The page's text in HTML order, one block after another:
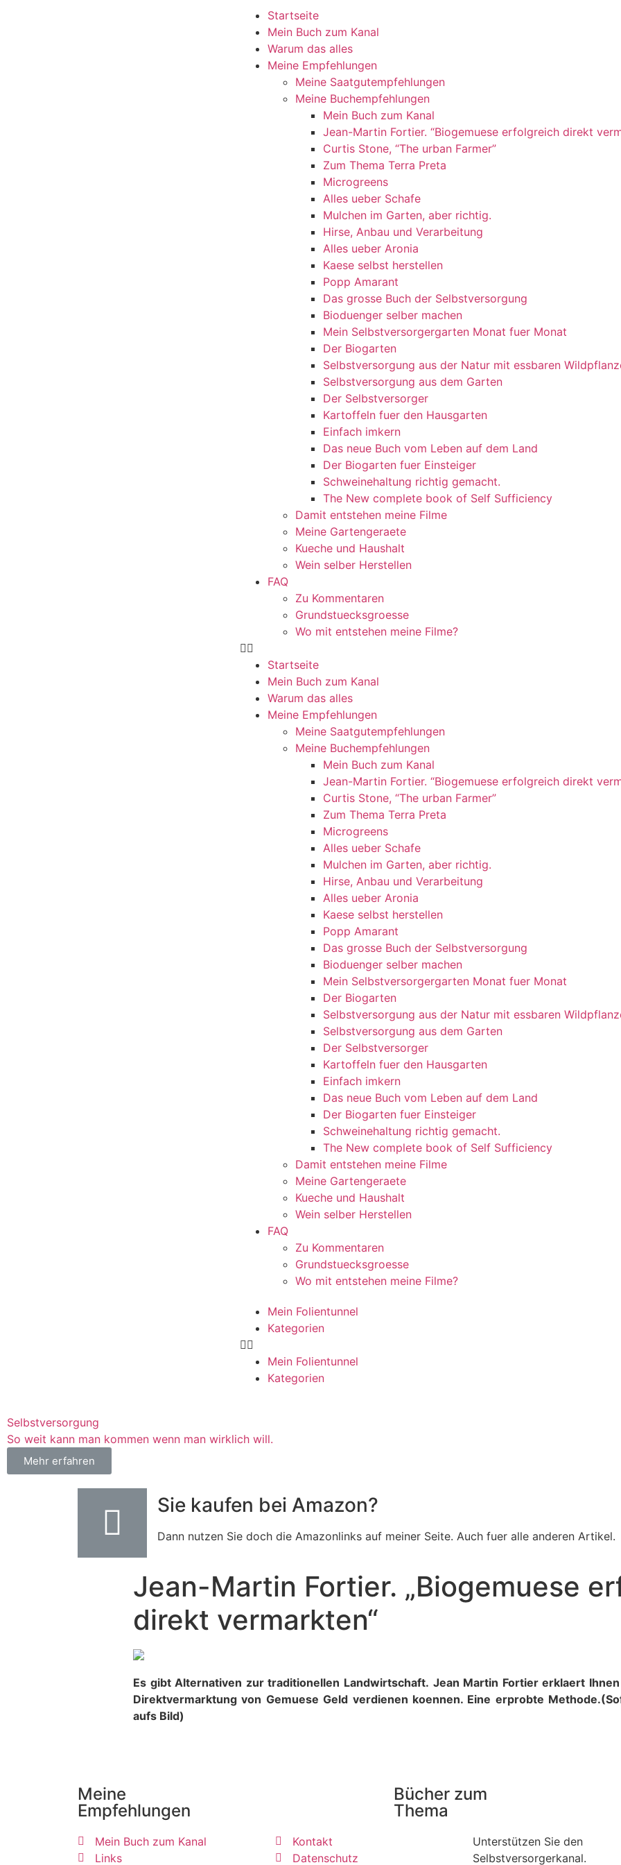
Startseite
Mein Buch zum Kanal
Warum das alles
Meine Empfehlungen
Meine Saatgutempfehlungen
Meine Buchempfehlungen
Mein Buch zum Kanal
Jean-Martin Fortier. “Biogemuese erfolgreich direkt
Curtis Stone, “The urban Farmer”
Zum Thema Terra Preta
Microgreens
Alles ueber Schafe
Mulchen im Garten, aber richtig.
Hirse, Anbau und Verarbeitung
Alles ueber Aronia
Kaese selbst herstellen
Popp Amarant
Das grosse Buch der Selbstversorgung
Bioduenger selber machen
Mein Selbstversorgergarten Monat fuer Monat
Der Biogarten
Selbstversorgung aus der Natur mit essbaren
Selbstversorgung aus dem Garten
Der Selbstversorger
Kartoffeln fuer den Hausgarten
Einfach imkern
Das neue Buch vom Leben auf dem Land
Der Biogarten fuer Einsteiger
Schweinehaltung richtig gemacht.
The New complete book of Self Sufficiency
Damit entstehen meine Filme
Meine Gartengeraete
Kueche und Haushalt
Wein selber Herstellen
FAQ
Zu Kommentaren
Grundstuecksgroesse
Wo mit entstehen meine Filme?
Startseite
Mein Buch zum Kanal
Warum das alles
Meine Empfehlungen
Meine Saatgutempfehlungen
Meine Buchempfehlungen
Mein Buch zum Kanal
Jean-Martin Fortier. “Biogemuese erfolgreich direkt
Curtis Stone, “The urban Farmer”
Zum Thema Terra Preta
Microgreens
Alles ueber Schafe
Mulchen im Garten, aber richtig.
Hirse, Anbau und Verarbeitung
Alles ueber Aronia
Kaese selbst herstellen
Popp Amarant
Das grosse Buch der Selbstversorgung
Bioduenger selber machen
Mein Selbstversorgergarten Monat fuer Monat
Der Biogarten
Selbstversorgung aus der Natur mit essbaren
Selbstversorgung aus dem Garten
Der Selbstversorger
Kartoffeln fuer den Hausgarten
Einfach imkern
Das neue Buch vom Leben auf dem Land
Der Biogarten fuer Einsteiger
Schweinehaltung richtig gemacht.
The New complete book of Self Sufficiency
Damit entstehen meine Filme
Meine Gartengeraete
Kueche und Haushalt
Wein selber Herstellen
FAQ
Zu Kommentaren
Grundstuecksgroesse
Wo mit entstehen meine Filme?
Mein Folientunnel
Kategorien
Mein Folientunnel
Kategorien
Selbstversorgung
So weit kann man kommen wenn man wirklich will.
Mehr erfahren
Sie kaufen bei Amazon?
Dann nutzen Sie doch die Amazonlinks auf meiner Seite. Auch fuer alle anderen Artikel.
Jean-Martin Fortier. „Biogemuese
direkt vermarkten“
Es gibt Alternativen zur traditionellen Landwirtschaft. Jean Martin Fortier erklaert
Direktvermarktung von Gemuese Geld verdienen koennen. Eine erprobte
aufs Bild)
Meine
Empfehlungen
Bücher zum
Thema
Mein Buch zum Kanal
Links
Kontakt
Datenschutz
Unterstützen Sie den
Selbstversorgerkanal.